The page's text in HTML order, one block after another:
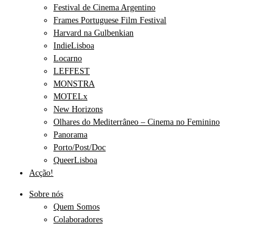
Festival de Cinema Argentino
Frames Portuguese Film Festival
Harvard na Gulbenkian
IndieLisboa
Locarno
LEFFEST
MONSTRA
MOTELx
New Horizons
Olhares do Mediterrâneo – Cinema no Feminino
Panorama
Porto/Post/Doc
QueerLisboa
Acção!
Sobre nós
Quem Somos
Colaboradores